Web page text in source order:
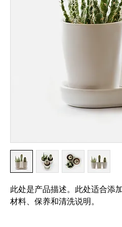
此处是产品描述。此处适合添
材料、保养和清洗说明。